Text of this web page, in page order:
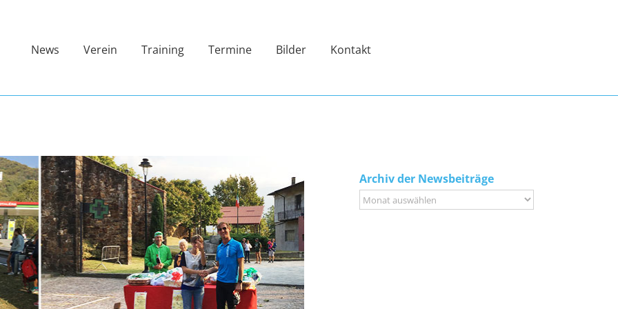
News Verein Training Termine Bilder Kontakt
Archiv der Newsbeiträge
Archiv
der